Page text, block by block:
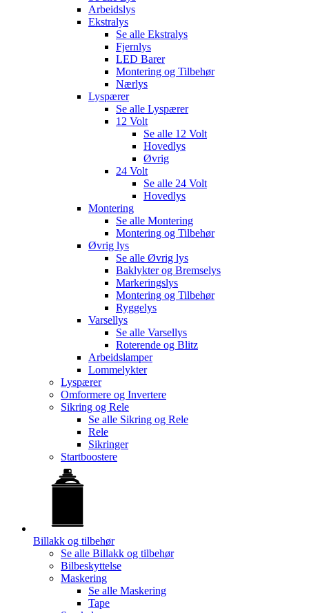
Arbeidslys
Ekstralys
Se alle Ekstralys
Fjernlys
LED Barer
Montering og Tilbehør
Nærlys
Lyspærer
Se alle Lyspærer
12 Volt
Se alle 12 Volt
Hovedlys
Øvrig
24 Volt
Se alle 24 Volt
Hovedlys
Montering
Se alle Montering
Montering og Tilbehør
Øvrig lys
Se alle Øvrig lys
Baklykter og Bremselys
Markeringslys
Montering og Tilbehør
Ryggelys
Varsellys
Se alle Varsellys
Roterende og Blitz
Arbeidslamper
Lommelykter
Lyspærer
Omformere og Invertere
Sikring og Rele
Se alle Sikring og Rele
Rele
Sikringer
Startboostere
Billakk og tilbehør
Se alle Billakk og tilbehør
Bilbeskyttelse
Maskering
Se alle Maskering
Tape